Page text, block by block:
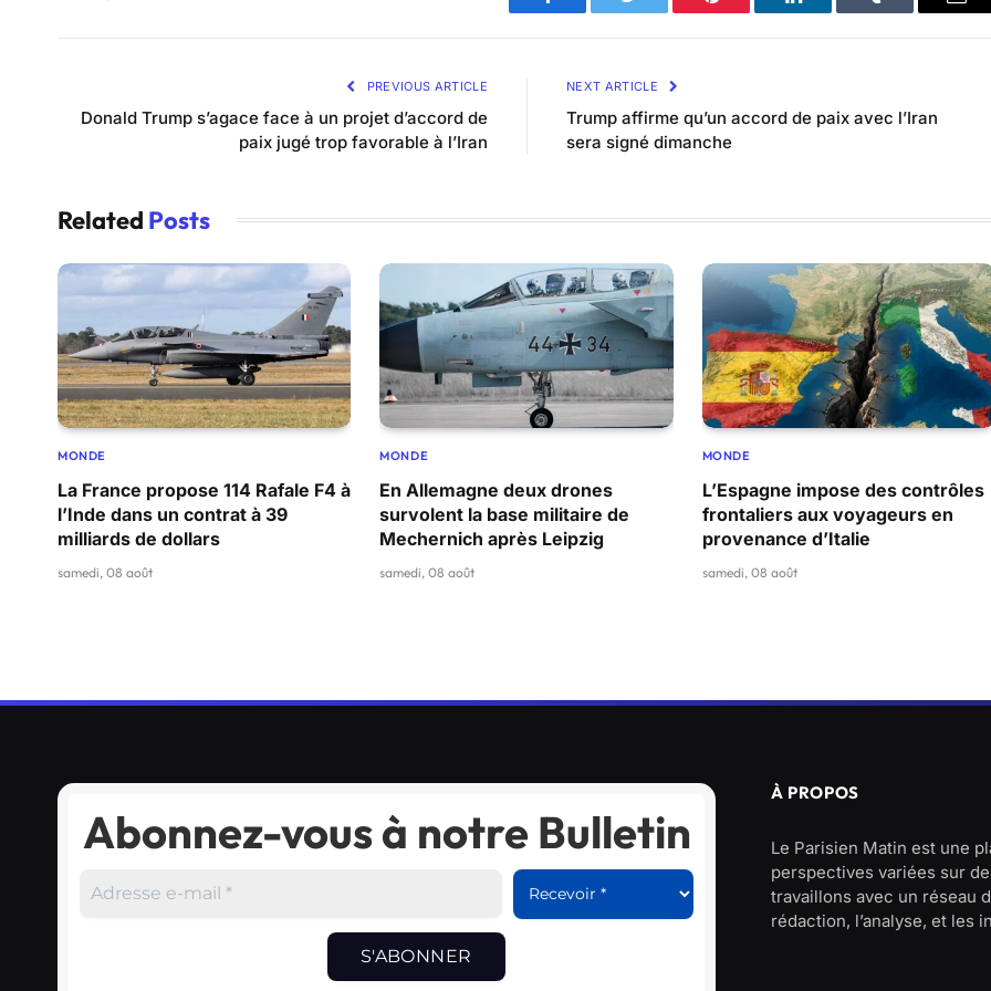
Facebook Twitter Pinterest LinkedIn Tumblr
PREVIOUS ARTICLE
Donald Trump s’agace face à un projet d’accord de
paix jugé trop favorable à l’Iran
NEXT ARTICLE
Trump affirme qu’un accord de paix avec l’Iran
sera signé dimanche
Related Posts
MONDE
La France propose 114 Rafale F4 à
l’Inde dans un contrat à 39
milliards de dollars
samedi, 08 août
MONDE
En Allemagne deux drones
survolent la base militaire de
Mechernich après Leipzig
samedi, 08 août
MONDE
L’Espagne impose des contrôles
frontaliers aux voyageurs en
provenance d’Italie
samedi, 08 août
Abonnez-vous à notre Bulletin
À PROPOS
Le Parisien Matin est une
perspectives variées sur
travaillons avec un réseau
rédaction, l’analyse, et les